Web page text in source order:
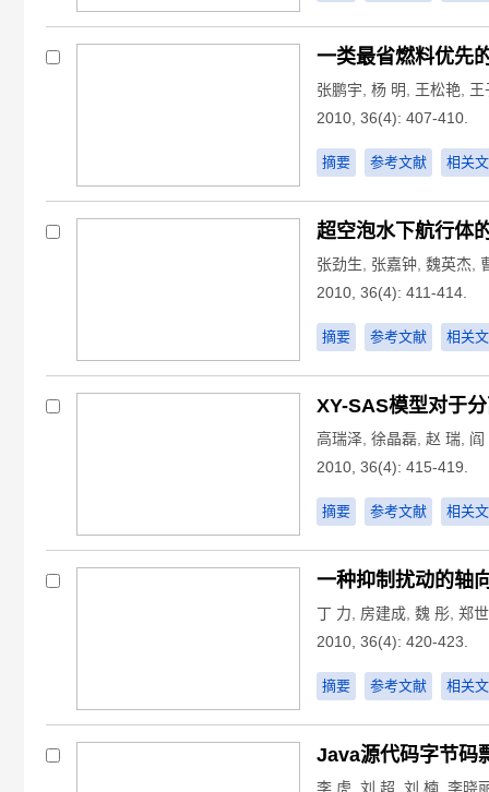
一类最省燃料优先
张鹏宇 杨 明 王松艳
王
2010, 36(4): 407-410.
摘要 参考文献 相关
超空泡水下航行体
张劲生 张嘉钟 魏英杰
2010, 36(4): 411-414.
摘要 参考文献 相关
XY-SAS模型对于
高瑞泽 徐晶磊 赵 瑞 阎
2010, 36(4): 415-419.
摘要 参考文献 相关
一种抑制扰动的轴
丁 力 房建成 魏 彤 郑
2010, 36(4): 420-423.
摘要 参考文献 相关
Java源代码字节码
李 虎 刘 超 刘 楠 李晓